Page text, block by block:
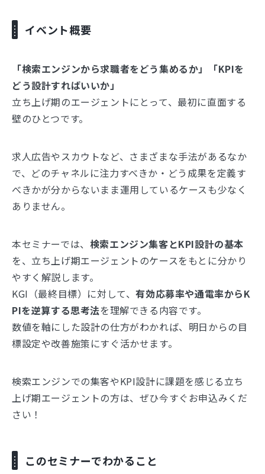
イベント概要
「検索エンジンから求職者をどう集めるか」「KPIを
どう設計すればいいか」
立ち上げ期のエージェントにとって、最初に直面する
壁のひとつです。
求人広告やスカウトなど、さまざまな手法があるなか
で、どのチャネルに注力すべきか・どう成果を定義す
べきかが分からないまま運用しているケースも少なく
ありません。
本セミナーでは、 検索エンジン集客とKPI設計の基本
を、立ち上げ期エージェントのケースをもとに分かり
やすく解説します。
KGI（最終目標）に対して、有効応募率や通電率からK
PIを逆算する思考法を理解できる内容です。
数値を軸にした設計の仕方がわかれば、明日からの目
標設定や改善施策にすぐ活かせます。
検索エンジンでの集客やKPI設計に課題を感じる立ち
上げ期エージェントの方は、ぜひ今すぐお申込みくだ
さい！
このセミナーでわかること